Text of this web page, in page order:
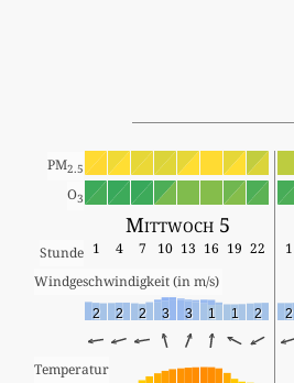
PM2.5
O3
Mittwoch 5
Stunde 1 4 7 10 13 16 19 22 1
Windgeschwindigkeit (in m/s)
2 2 2 3 3 1 1 2 2
Temperatur